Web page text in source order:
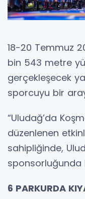
18-20 Temmuz
bin 543 metre
gerçekleşecek
sporcuyu bir
“Uludağ’da
düzenlenen
sahipliğinde,
sponsorluğunda
6 PARKURDA